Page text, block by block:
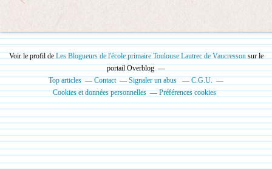
Voir le profil de Les Blogueurs de l'école primaire Toulouse Lautrec de Vaucressonsur le
portail Overblog
Top articles
Contact Signaler un abus
C.G.U.
Cookies et données personnelles
Préférences cookies